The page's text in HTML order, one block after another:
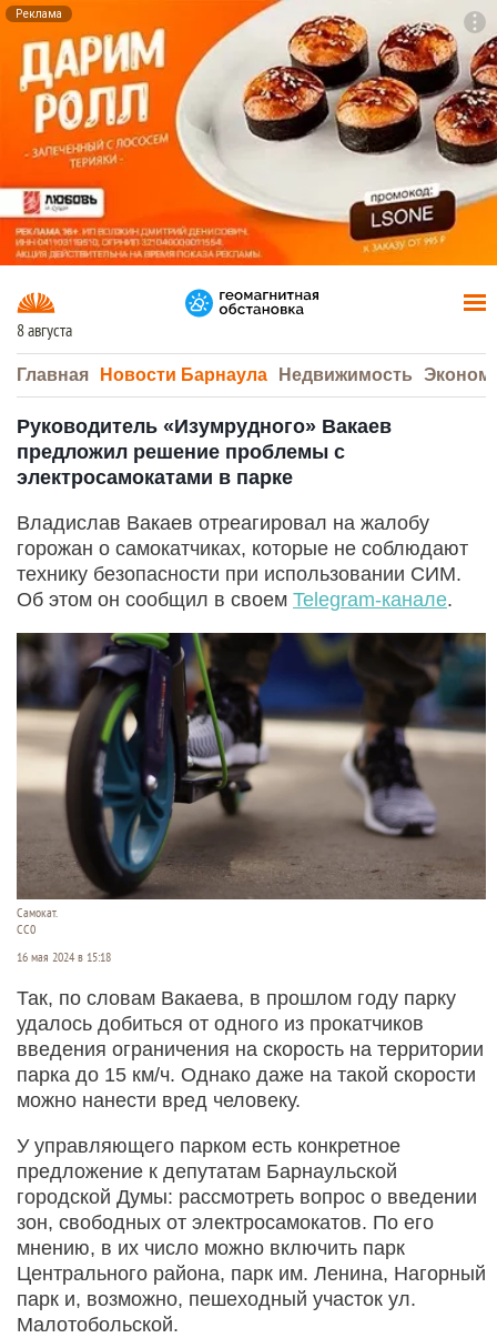
Реклама
8 августа
Главная Новости Барнаула Недвижимость
Руководитель «Изумрудного» Вакаев
предложил решение проблемы с
электросамокатами в парке
Владислав Вакаев отреагировал на жалобу
горожан о самокатчиках, которые не соблюдают
технику безопасности при использовании СИМ.
Об этом он сообщил в своем Telegram-канале.
Самокат.
CC0
16 мая 2024 в 15:18
Так, по словам Вакаева, в прошлом году парку
удалось добиться от одного из прокатчиков
введения ограничения на скорость на территории
парка до 15 км/ч. Однако даже на такой скорости
можно нанести вред человеку.
У управляющего парком есть конкретное
предложение к депутатам Барнаульской
городской Думы: рассмотреть вопрос о введении
зон, свободных от электросамокатов. По его
мнению, в их число можно включить парк
Центрального района, парк им. Ленина, Нагорный
парк и, возможно, пешеходный участок ул.
Малотобольской.